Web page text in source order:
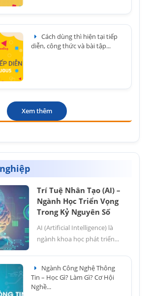
Cách dùng thì hiện tại tiếp
diễn, công thức và bài tập...
Xem thêm
Trí Tuệ Nhân Tạo (AI) –
Ngành Học Triển Vọng
Trong Kỷ Nguyên Số
AI (Artificial Intelligence) là
ngành khoa học phát triển...
Ngành Công Nghệ Thông
Tin – Học Gì? Làm Gì? Cơ Hội
Nghề...